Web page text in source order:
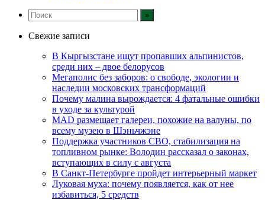
Свежие записи
В Кыргызстане ищут пропавших альпинистов,
среди них – двое белорусов
Мегаполис без заборов: о свободе, экологии и
наследии московских трансформаций
Почему малина вырождается: 4 фатальные ошибки
в уходе за культурой
MAD размещает галереи, похожие на валуны, по
всему музею в Шэньчжэне
Поддержка участников СВО, стабилизация на
топливном рынке: Володин рассказал о законах,
вступающих в силу с августа
В Санкт-Петербурге пройдет интерьерный маркет
Луковая муха: почему появляется, как от нее
избавиться, 5 средств